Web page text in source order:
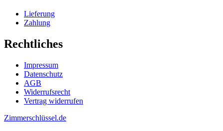
Lieferung
Zahlung
Rechtliches
Impressum
Datenschutz
AGB
Widerrufsrecht
Vertrag widerrufen
Zimmerschlüssel.de